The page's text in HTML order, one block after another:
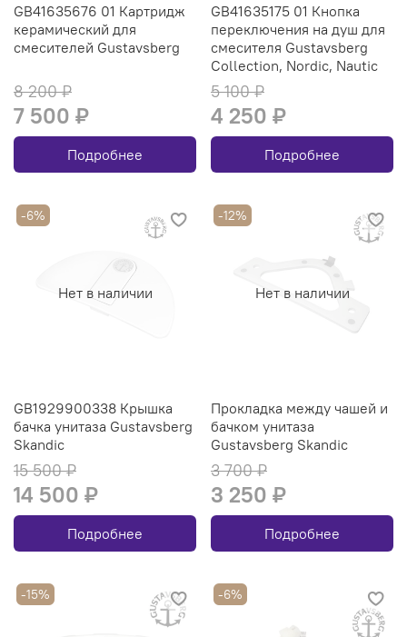
GB41635676 01 Картридж
керамический для
смесителей Gustavsberg
8 200 ₽
7 500 ₽
Подробнее
GB41635175 01 Кнопка
переключения на душ для
смесителя Gustavsberg
Collection, Nordic, Nautic
5 100 ₽
4 250 ₽
Подробнее
Нет в наличии
-6%
GB1929900338 Крышка
бачка унитаза Gustavsberg
Skandic
15 500 ₽
14 500 ₽
Подробнее
Нет в наличии
-12%
Прокладка между чашей и
бачком унитаза
Gustavsberg Skandic
3 700 ₽
3 250 ₽
Подробнее
-15% -6%